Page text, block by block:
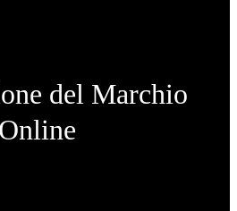
del Marchio
Online